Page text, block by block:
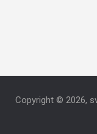
Copyright © 2026,